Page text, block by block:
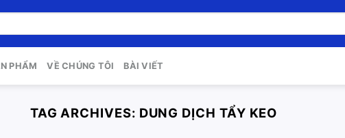
PHẨM VỀ CHÚNG TÔI BÀI VIẾT
TAG ARCHIVES: DUNG DỊCH TẨY KEO